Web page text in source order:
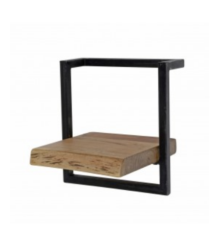
REGAŁ SEAFORD -
273,40 zł
CM DZIKI DĄB
-19%